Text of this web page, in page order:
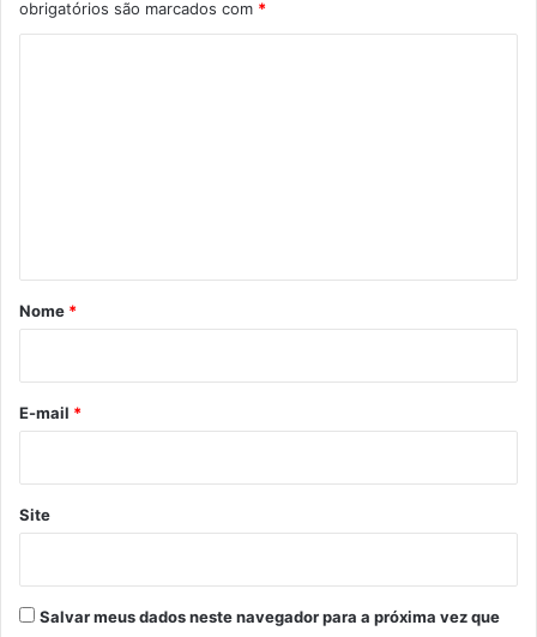
obrigatórios são marcados com *
r
*
Nome *
E-mail *
Site
Salvar meus dados neste navegador para a próxima vez que